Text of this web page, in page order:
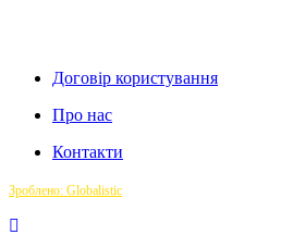
Договір користування
Про нас
Контакти
Зроблено: Globalistic